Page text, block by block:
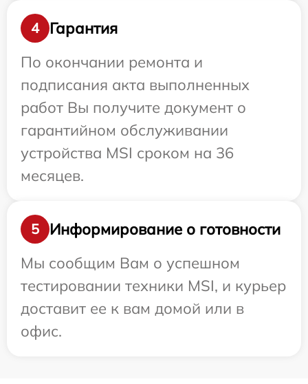
4
Гарантия
По окончании ремонта и
подписания акта выполненных
работ Вы получите документ о
гарантийном обслуживании
устройства MSI сроком на 36
месяцев.
5
Информирование о готовности
Мы сообщим Вам о успешном
тестировании техники MSI, и курьер
доставит ее к вам домой или в
офис.